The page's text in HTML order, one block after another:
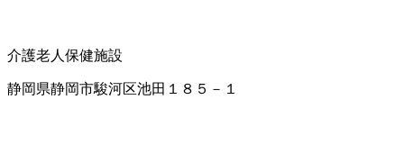
介護老人保健施設
静岡県静岡市駿河区池田１８５－１